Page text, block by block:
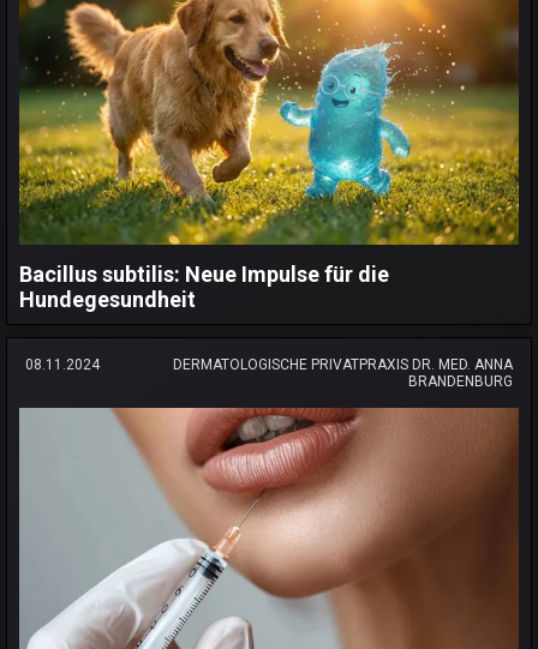
Bacillus subtilis: Neue Impulse für die
Hundegesundheit
08.11.2024
DERMATOLOGISCHE PRIVATPRAXIS DR. MED. ANNA
BRANDENBURG